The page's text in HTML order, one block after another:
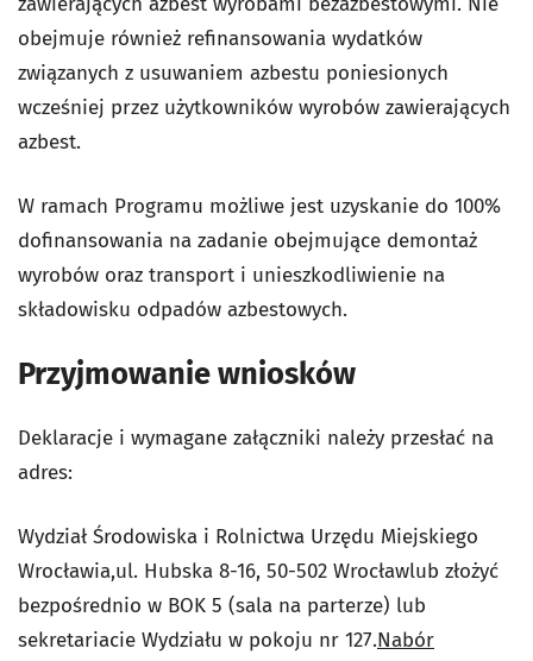
obejmuje również refinansowania wydatków
związanych z usuwaniem azbestu poniesionych
wcześniej przez użytkowników wyrobów zawierających
azbest.
W ramach Programu możliwe jest uzyskanie do 100%
dofinansowania na zadanie obejmujące demontaż
wyrobów oraz transport i unieszkodliwienie na
składowisku odpadów azbestowych.
Przyjmowanie wniosków
Deklaracje i wymagane załączniki należy przesłać na
adres:
Wydział Środowiska i Rolnictwa Urzędu Miejskiego
Wrocławia,ul. Hubska 8-16, 50-502 Wrocławlub złożyć
bezpośrednio w BOK 5 (sala na parterze) lub
sekretariacie Wydziału w pokoju nr 127.Nabór